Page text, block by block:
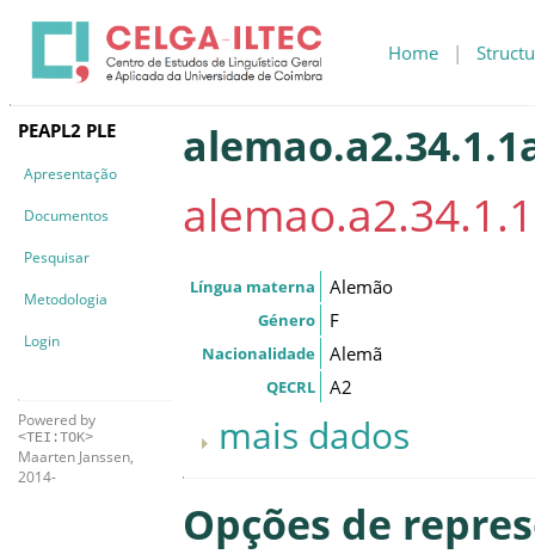
Home |
PEAPL2 PLE
Apresentação
Documentos
Pesquisar
Metodologia
Login
Powered by
<TEI:TOK>
Maarten Janssen,
2014-
Língua materna Alemão
Género F
Nacionalidade Alemã
QECRL A2
mais dados
Opções de